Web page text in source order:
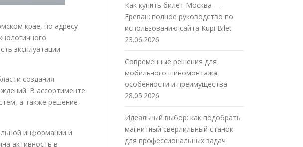
крае, по адресу
эксплуатации
создания
В ассортименте
а также решение
информации и
активность в
Как купить билет Москва —
Ереван: полное руководство по
использованию сайта Kupi Bilet
23.06.2026
Современные решения для
мобильного шиномонтажа:
особенности и преимущества
28.05.2026
Идеальный выбор: как подобрать
магнитный сверлильный станок
для профессиональных задач